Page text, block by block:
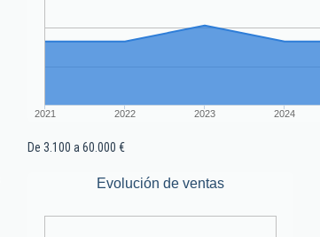
2021 2022 2023 2024
De 3.100 a 60.000 €
Evolución de ventas